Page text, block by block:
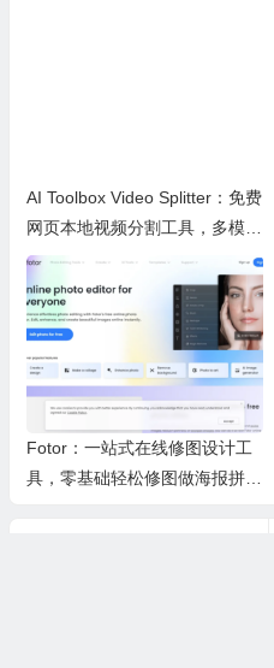
AI Toolbox Video Splitter：免费
网页本地视频分割工具，多模式
裁切高清视频且保护隐私
Fotor：一站式在线修图设计工
具，零基础轻松修图做海报拼图